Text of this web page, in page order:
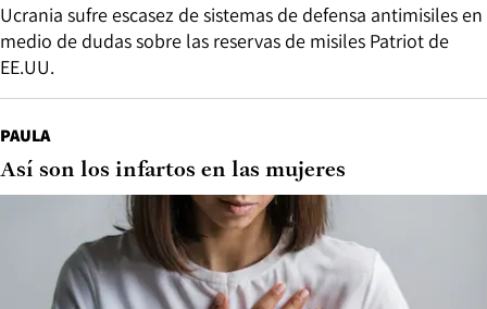
Ucrania sufre escasez de sistemas de defensa antimisiles en
medio de dudas sobre las reservas de misiles Patriot de
EE.UU.
PAULA
Así son los infartos en las mujeres